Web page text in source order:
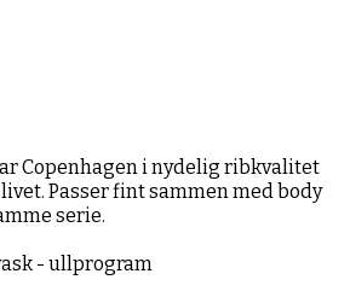
Copenhagen i nydelig ribkvalitet
Passer fint sammen med body
serie.
- ullprogram